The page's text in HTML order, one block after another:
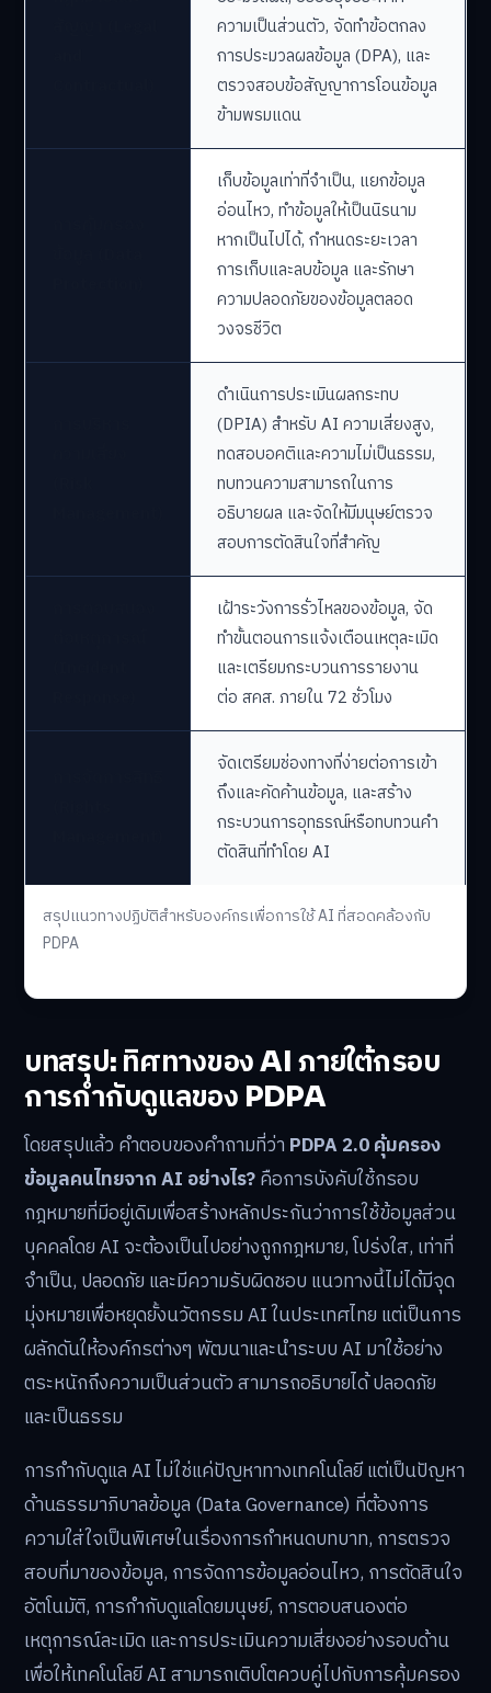
สรุปแนวทางปฏิบัติสำหรับองค์กรเพื่อการใช้ AI ที่สอดคล้องกับ
PDPA
ความเป็นส่วนตัว, จัดทำข้อตกลง
การประมวลผลข้อมูล (DPA), และ
ตรวจสอบข้อสัญญาการโอนข้อมูล
ข้ามพรมแดน
เก็บข้อมูลเท่าที่จำเป็น, แยกข้อมูล
อ่อนไหว, ทำข้อมูลให้เป็นนิรนาม
หากเป็นไปได้, กำหนดระยะเวลา
การเก็บและลบข้อมูล และรักษา
ความปลอดภัยของข้อมูลตลอด
วงจรชีวิต
ดำเนินการประเมินผลกระทบ
(DPIA) สำหรับ AI ความเสี่ยงสูง,
ทดสอบอคติและความไม่เป็นธรรม,
ทบทวนความสามารถในการ
อธิบายผล และจัดให้มีมนุษย์ตรวจ
สอบการตัดสินใจที่สำคัญ
เฝ้าระวังการรั่วไหลของข้อมูล, จัด
ทำขั้นตอนการแจ้งเตือนเหตุละเมิด
และเตรียมกระบวนการรายงาน
ต่อ สคส. ภายใน 72 ชั่วโมง
จัดเตรียมช่องทางที่ง่ายต่อการเข้า
ถึงและคัดค้านข้อมูล, และสร้าง
กระบวนการอุทธรณ์หรือทบทวนคำ
ตัดสินที่ทำโดย AI
บทสรุป: ทิศทางของ AI ภายใต้กรอบ
การกำกับดูแลของ PDPA
โดยสรุปแล้ว คำตอบของคำถามที่ว่า PDPA 2.0 คุ้มครอง
ข้อมูลคนไทยจาก AI อย่างไร?คือการบังคับใช้กรอบ
กฎหมายที่มีอยู่เดิมเพื่อสร้างหลักประกันว่าการใช้ข้อมูลส่วน
บุคคลโดย AI จะต้องเป็นไปอย่างถูกกฎหมาย, โปร่งใส, เท่าที่
จำเป็น, ปลอดภัย และมีความรับผิดชอบ แนวทางนี้ไม่ได้มีจุด
มุ่งหมายเพื่อหยุดยั้งนวัตกรรม AI ในประเทศไทย แต่เป็นการ
ผลักดันให้องค์กรต่างๆ พัฒนาและนำระบบ AI มาใช้อย่าง
ตระหนักถึงความเป็นส่วนตัว สามารถอธิบายได้ ปลอดภัย
และเป็นธรรม
การกำกับดูแล AI ไม่ใช่แค่ปัญหาทางเทคโนโลยี แต่เป็นปัญหา
ด้านธรรมาภิบาลข้อมูล (Data Governance) ที่ต้องการ
ความใส่ใจเป็นพิเศษในเรื่องการกำหนดบทบาท, การตรวจ
สอบที่มาของข้อมูล, การจัดการข้อมูลอ่อนไหว, การตัดสินใจ
อัตโนมัติ, การกำกับดูแลโดยมนุษย์, การตอบสนองต่อ
เหตุการณ์ละเมิด และการประเมินความเสี่ยงอย่างรอบด้าน
เพื่อให้เทคโนโลยี AI สามารถเติบโตควบคู่ไปกับการคุ้มครอง